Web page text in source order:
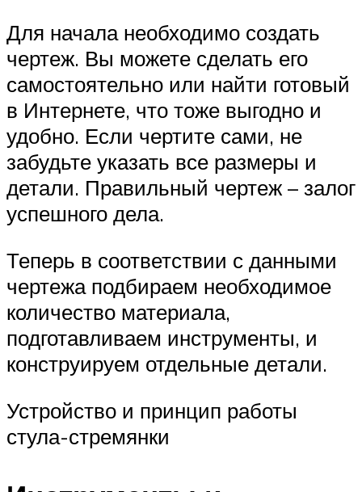
Для начала необходимо создать
чертеж. Вы можете сделать его
самостоятельно или найти готовый
в Интернете, что тоже выгодно и
удобно. Если чертите сами, не
забудьте указать все размеры и
детали. Правильный чертеж – залог
успешного дела.
Теперь в соответствии с данными
чертежа подбираем необходимое
количество материала,
подготавливаем инструменты, и
конструируем отдельные детали.
Устройство и принцип работы
стула-стремянки